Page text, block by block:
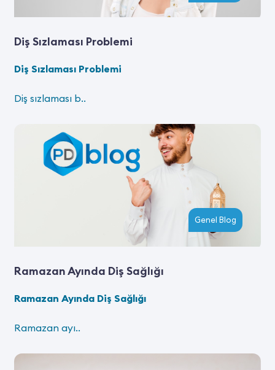
Diş Sızlaması Problemi
Diş Sızlaması Problemi
Diş sızlaması b..
Genel Blog
Ramazan Ayında Diş Sağlığı
Ramazan Ayında Diş Sağlığı
Ramazan ayı..